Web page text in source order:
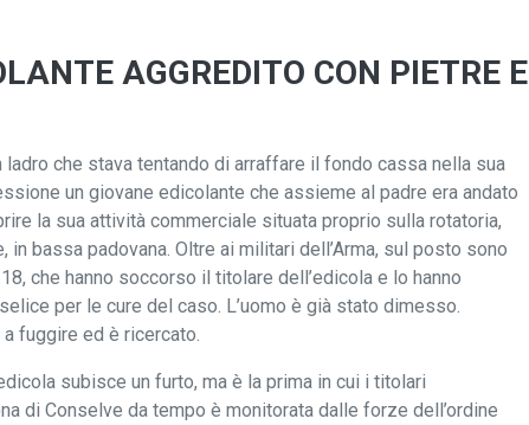
AGGREDITO CON PIETRE E
che stava tentando di arraffare il fondo cassa nella sua
un giovane edicolante che assieme al padre era andato
la sua attività commerciale situata proprio sulla rotatoria,
in bassa padovana. Oltre ai militari dell’Arma, sul posto sono
che hanno soccorso il titolare dell’edicola e lo hanno
per le cure del caso. L’uomo è già stato dimesso.
fuggire ed è ricercato.
subisce un furto, ma è la prima in cui i titolari
di Conselve da tempo è monitorata dalle forze dell’ordine